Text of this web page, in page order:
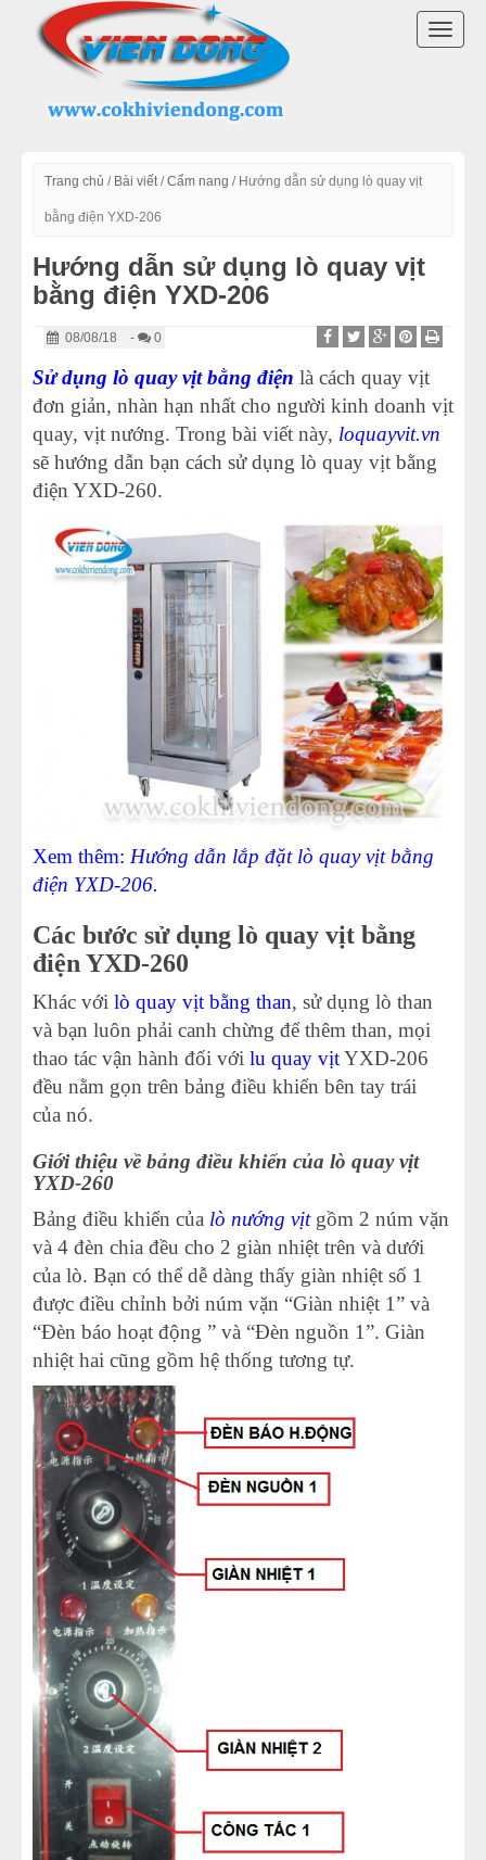
Trang chủ / Bài viết/Cẩm nang / Hướng dẫn sử dụng lò quay vịt
bằng điện YXD-206
Hướng dẫn sử dụng lò quay vịt
bằng điện YXD-206
08/08/18 - 0
Sử dụng lò quay vịt bằng điện là cách quay vịt
đơn giản, nhàn hạn nhất cho người kinh doanh vịt
quay, vịt nướng. Trong bài viết này, loquayvit.vn
sẽ hướng dẫn bạn cách sử dụng lò quay vịt bằng
điện YXD-260.
Xem thêm: Hướng dẫn lắp đặt lò quay vịt bằng
điện YXD-206.
Các bước sử dụng lò quay vịt bằng
điện YXD-260
Khác với lò quay vịt bằng than, sử dụng lò than
và bạn luôn phải canh chừng để thêm than, mọi
thao tác vận hành đối với lu quay vịtYXD-206
đều nằm gọn trên bảng điều khiển bên tay trái
của nó.
Giới thiệu về bảng điều khiển của lò quay vịt
YXD-260
Bảng điều khiển của lò nướng vịtgồm 2 núm vặn
và 4 đèn chia đều cho 2 giàn nhiệt trên và dưới
của lò. Bạn có thể dễ dàng thấy giàn nhiệt số 1
được điều chỉnh bởi núm vặn “Giàn nhiệt 1” và
“Đèn báo hoạt động ” và “Đèn nguồn 1”. Giàn
nhiệt hai cũng gồm hệ thống tương tự.
DANH MỤC SẢN PHẨM
LÒ QUAY VỊT INOX
LÒ QUAY VỊT VIỆT NAM
MÁY VẶT LÔNG GÀ VỊT
LINH KIỆN LÒ QUAY VỊT
MÁY CHẾ BIẾN THỊT
THIẾT BỊ KHÁC